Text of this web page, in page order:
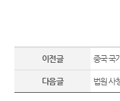
이전글 중국 국
다음글 법원 사